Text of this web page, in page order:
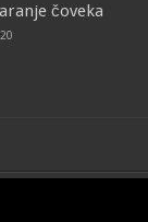
čoveka